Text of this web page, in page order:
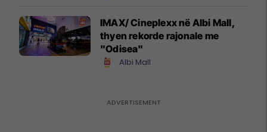
IMAX/ Cineplexx në Albi Mall,
thyen rekorde rajonale me
"Odisea"
Albi Mall